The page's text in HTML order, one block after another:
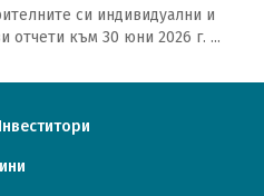
си индивидуални и
отчети към 30 юни 2026 г. ...